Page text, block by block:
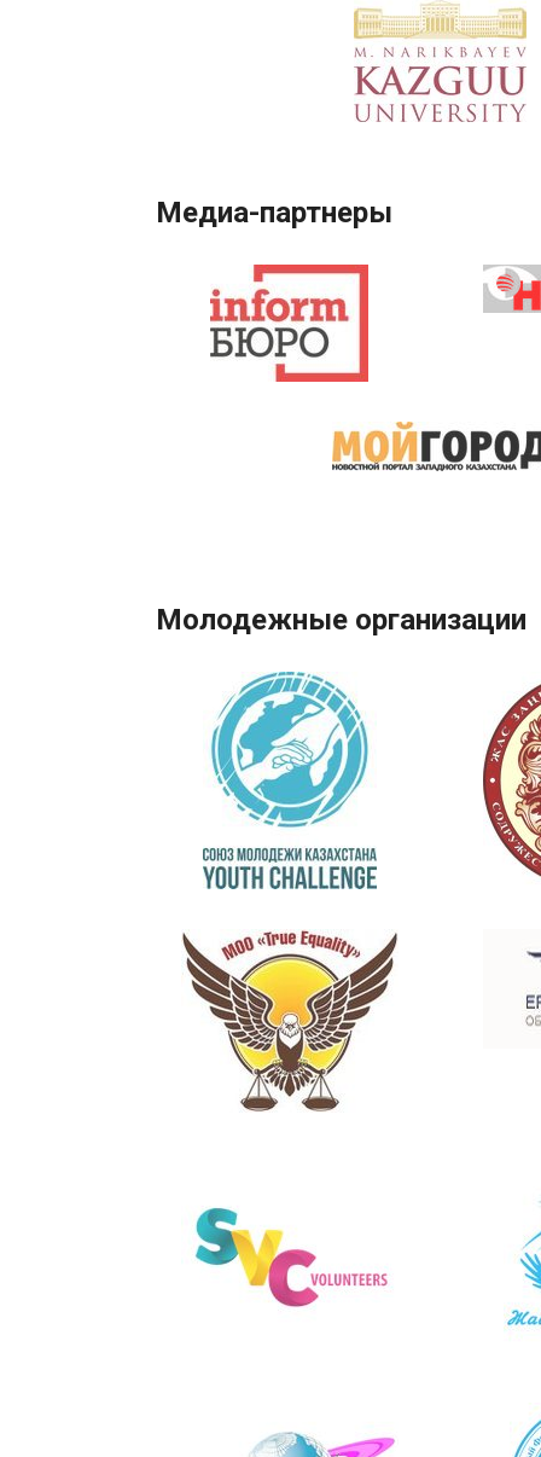
Медиа-партнеры
Молодежные организации